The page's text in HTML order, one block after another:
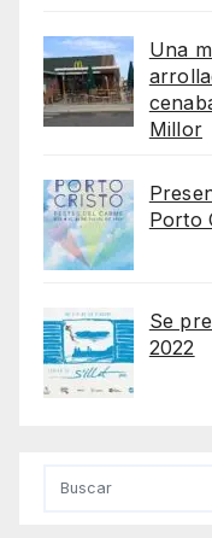
Una
Millor
Porto
Se
2022